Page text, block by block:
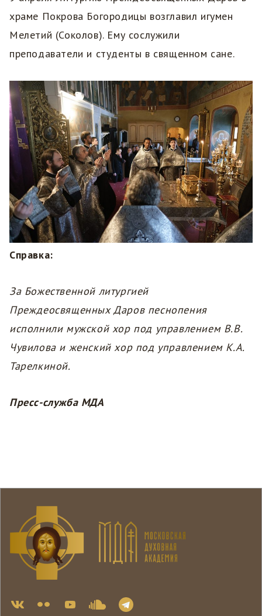
храме Покрова Богородицы возглавил игумен
Мелетий (Соколов). Ему сослужили
преподаватели и студенты в священном сане.
Справка:
За Божественной литургией
Преждеосвященных Даров песнопения
исполнили мужской хор под управлением В.В.
Чувилова и женский хор под управлением К.А.
Тарелкиной.
Пресс-служба МДА